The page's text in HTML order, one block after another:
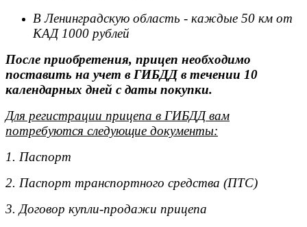
В Ленинградскую область - каждые 50 км от
КАД 1000 рублей
После приобретения, прицеп необходимо
поставить на учет в ГИБДД в течении 10
календарных дней с даты покупки.
Для регистрации прицепа в ГИБДД вам
потребуются следующие документы:
1. Паспорт
2. Паспорт транспортного средства (ПТС)
3. Договор купли-продажи прицепа